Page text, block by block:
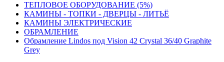
ТЕПЛОВОЕ ОБОРУДОВАНИЕ (5%)
КАМИНЫ - ТОПКИ - ДВЕРЦЫ - ЛИТЬЁ
КАМИНЫ ЭЛЕКТРИЧЕСКИЕ
ОБРАМЛЕНИЕ
Обрамление Lindos под Vision 42 Crystal 36/40 Graphite
Grey